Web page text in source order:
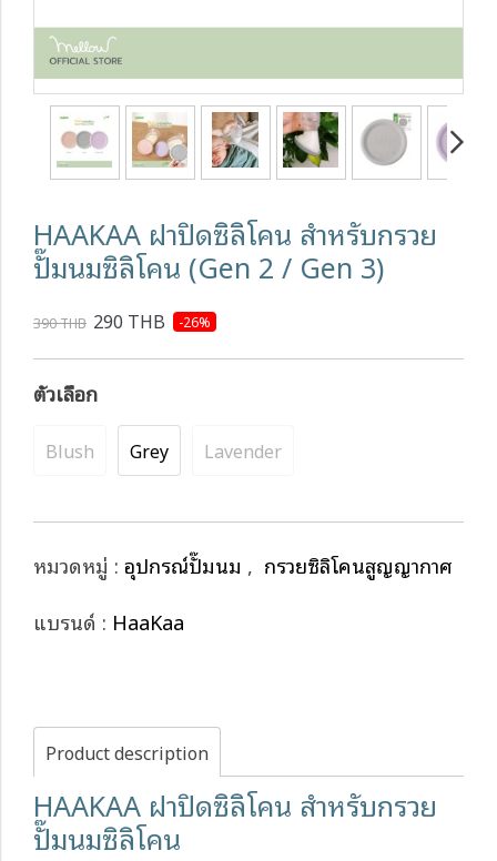
HAAKAA ฝาปิดซิลิโคน สำหรับกรวย
ปั๊มนมซิลิโคน (Gen 2 / Gen 3)
390 THB 290 THB -26%
ตัวเลือก
Blush Grey Lavender
หมวดหมู่ : อุปกรณ์ปั๊มนม , กรวยซิลิโคนสูญญากาศ
แบรนด์ : HaaKaa
Product description
HAAKAA ฝาปิดซิลิโคน สำหรับกรวย
ปั๊มนมซิลิโคน